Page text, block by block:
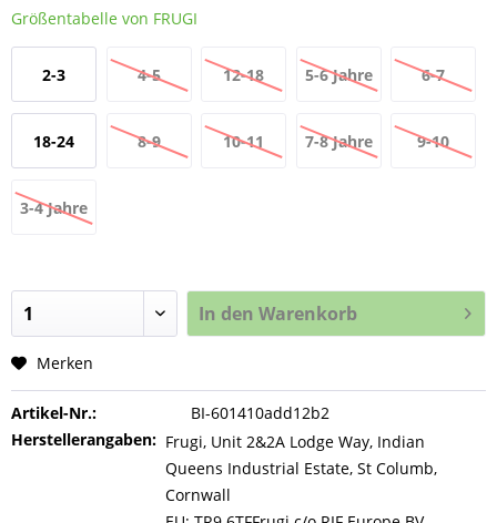
Größentabelle von FRUGI
2-3
JAHRE
4-5 12-18 5-6 Jahre 6-7
18-24
8-9 10-11 7-8 Jahre 9-10
3-4 Jahre
In den Warenkorb
Merken
Artikel-Nr.:
BI-601410add12b2
Herstellerangaben: Frugi, Unit 2&2A Lodge Way, Indian
Queens Industrial Estate, St Columb,
Cornwall